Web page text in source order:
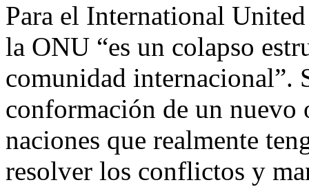
Para el International
la ONU “es un colapso
comunidad
conformación de un nuevo
naciones que realmente
resolver los conflictos y